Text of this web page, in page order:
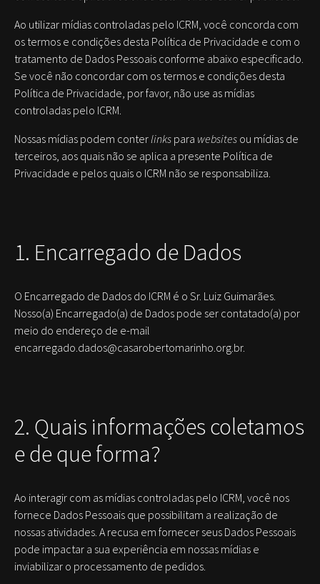
Ao utilizar mídias controladas pelo ICRM, você concorda com
os termos e condições desta Política de Privacidade e com o
tratamento de Dados Pessoais conforme abaixo especificado.
Se você não concordar com os termos e condições desta
Política de Privacidade, por favor, não use as mídias
controladas pelo ICRM.
Nossas mídias podem conterlinks para websites ou mídias de
terceiros, aos quais não se aplica a presente Política de
Privacidade e pelos quais o ICRM não se responsabiliza.
1. Encarregado de Dados
O Encarregado de Dados do ICRM é o Sr. Luiz Guimarães.
Nosso(a) Encarregado(a) de Dados pode ser contatado(a) por
meio do endereço de e-mail
encarregado.dados@casarobertomarinho.org.br.
2. Quais informações coletamos
e de que forma?
Ao interagir com as mídias controladas pelo ICRM, você nos
fornece Dados Pessoais que possibilitam a realização de
nossas atividades. A recusa em fornecer seus Dados Pessoais
pode impactar a sua experiência em nossas mídias e
inviabilizar o processamento de pedidos.